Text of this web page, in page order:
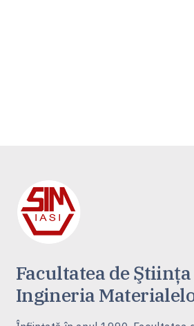
Facultatea de
Ingineria